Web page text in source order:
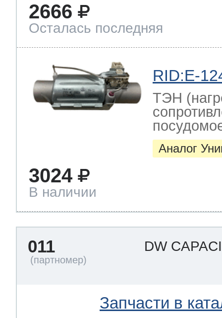
2666
Осталась последняя
RID:E-
ТЭН
Аналог
3024
В наличии
011 DW
Запчасти в